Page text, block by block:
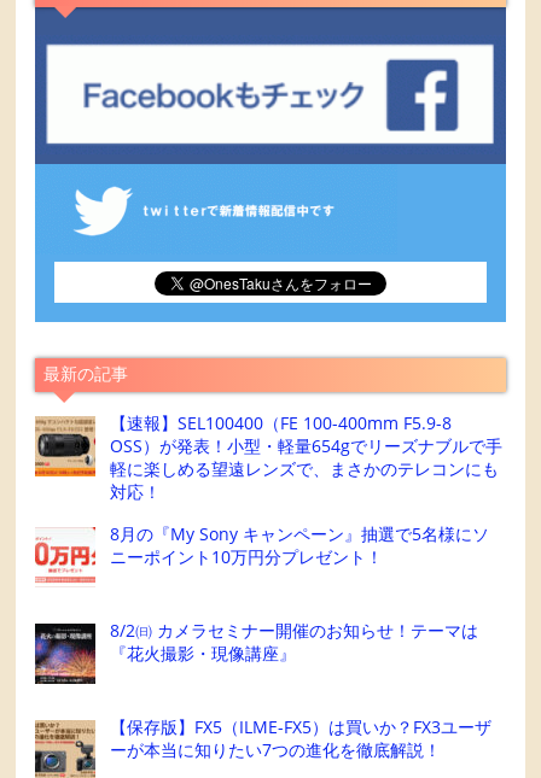
最新の記事
【速報】SEL100400（FE 100-400mm F5.9-8
OSS）が発表！小型・軽量654gでリーズナブルで手
軽に楽しめる望遠レンズで、まさかのテレコンにも
対応！
8月の『My Sony キャンペーン』抽選で5名様にソ
ニーポイント10万円分プレゼント！
8/2㈰ カメラセミナー開催のお知らせ！テーマは
『花火撮影・現像講座』
【保存版】FX5（ILME-FX5）は買いか？FX3ユーザ
ーが本当に知りたい7つの進化を徹底解説！